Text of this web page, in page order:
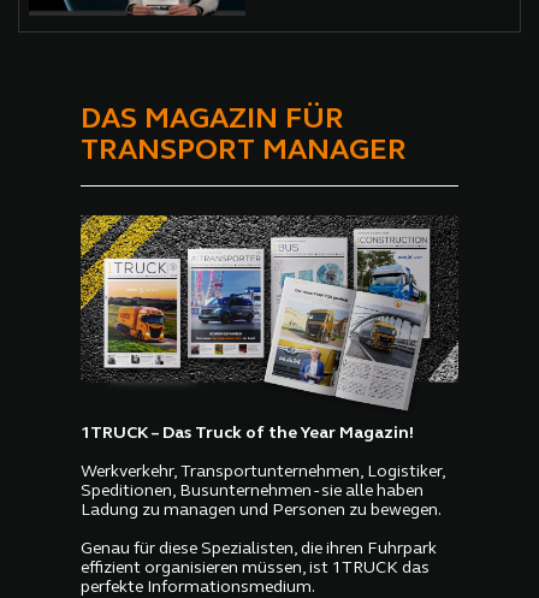
DAS MAGAZIN FÜR
TRANSPORT MANAGER
1TRUCK – Das Truck of the Year Magazin!
Werkverkehr, Transportunternehmen, Logistiker,
Speditionen, Busunternehmen - sie alle haben
Ladung zu managen und Personen zu bewegen.
Genau für diese Spezialisten, die ihren Fuhrpark
effizient organisieren müssen, ist 1TRUCK das
perfekte Informationsmedium.